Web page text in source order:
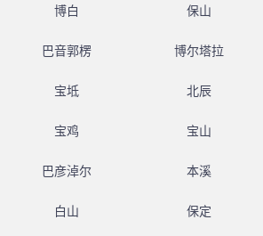
博白 保山
巴音郭楞 博尔塔拉
宝坻 北辰
宝鸡 宝山
巴彦淖尔 本溪
白山 保定